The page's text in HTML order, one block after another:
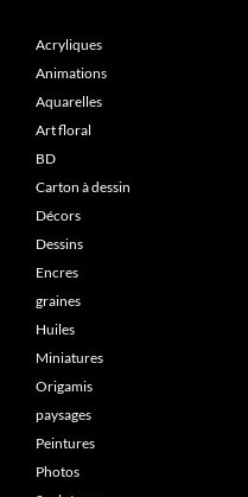
Acryliques
Animations
Aquarelles
Art floral
BD
Carton à dessin
Décors
Dessins
Encres
graines
Huiles
Miniatures
Origamis
paysages
Peintures
Photos